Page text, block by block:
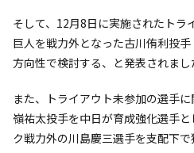
そして、12月8日に実施されたトラ
巨人を戦力外となった古川侑利投
方向性で検討する、と発表されまし
また、トライアウト未参加の選手
嶺祐太投手を中日が育成強化選手
ク戦力外の川島慶三選手を支配下